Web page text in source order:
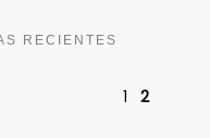
RECIENTES
1 2